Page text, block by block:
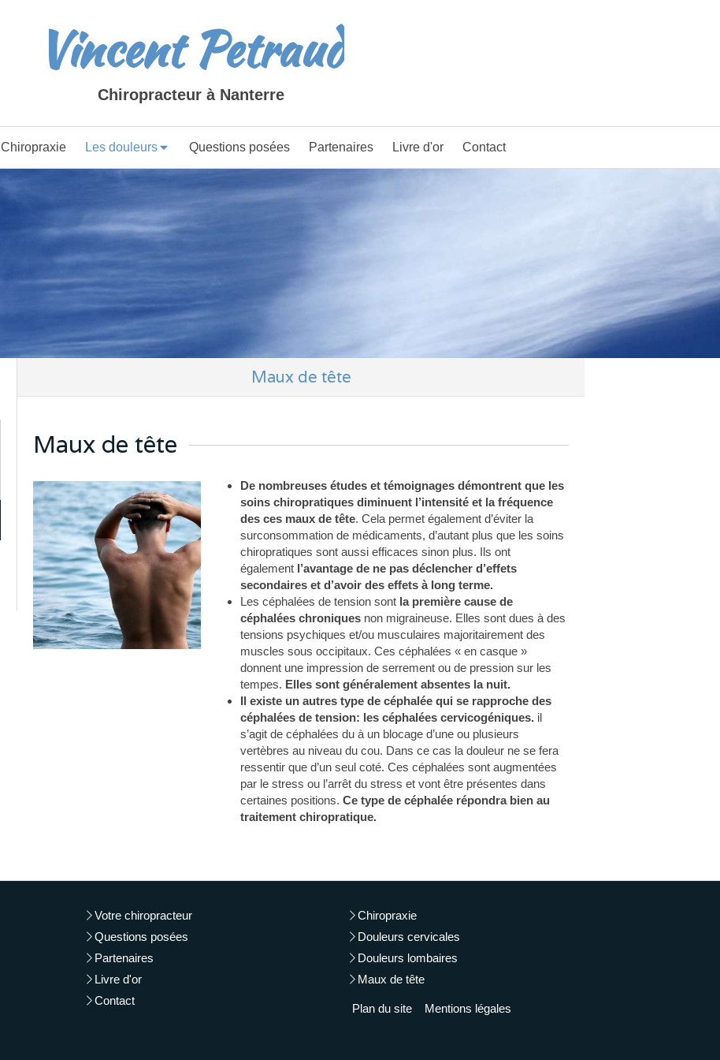
Vincent Petraud
Chiropracteur à Nanterre
Chiropraxie Les douleurs Questions posées Partenaires Livre d'or Contact
Maux de tête
Maux de tête
De nombreuses études et témoignages démontrent que les
soins chiropratiques diminuent l’intensité et la fréquence
des ces maux de tête. Cela permet également d’éviter la
surconsommation de médicaments, d’autant plus que les soins
chiropratiques sont aussi efficaces sinon plus. Ils ont
également l’avantage de ne pas déclencher d’effets
secondaires et d’avoir des effets à long terme.
Les céphalées de tension sont la première cause de
céphalées chroniques non migraineuse. Elles sont dues à des
tensions psychiques et/ou musculaires majoritairement des
muscles sous occipitaux. Ces céphalées « en casque »
donnent une impression de serrement ou de pression sur les
tempes. Elles sont généralement absentes la nuit.
Il existe un autres type de céphalée qui se rapproche des
céphalées de tension: les céphalées cervicogéniques. il
s’agit de céphalées du à un blocage d’une ou plusieurs
vertèbres au niveau du cou. Dans ce cas la douleur ne se fera
ressentir que d’un seul coté. Ces céphalées sont augmentées
par le stress ou l’arrêt du stress et vont être présentes dans
certaines positions. Ce type de céphalée répondra bien au
traitement chiropratique.
Votre chiropracteur
Questions posées
Partenaires
Livre d'or
Contact
Chiropraxie
Douleurs cervicales
Douleurs lombaires
Maux de tête
Plan du site Mentions légales